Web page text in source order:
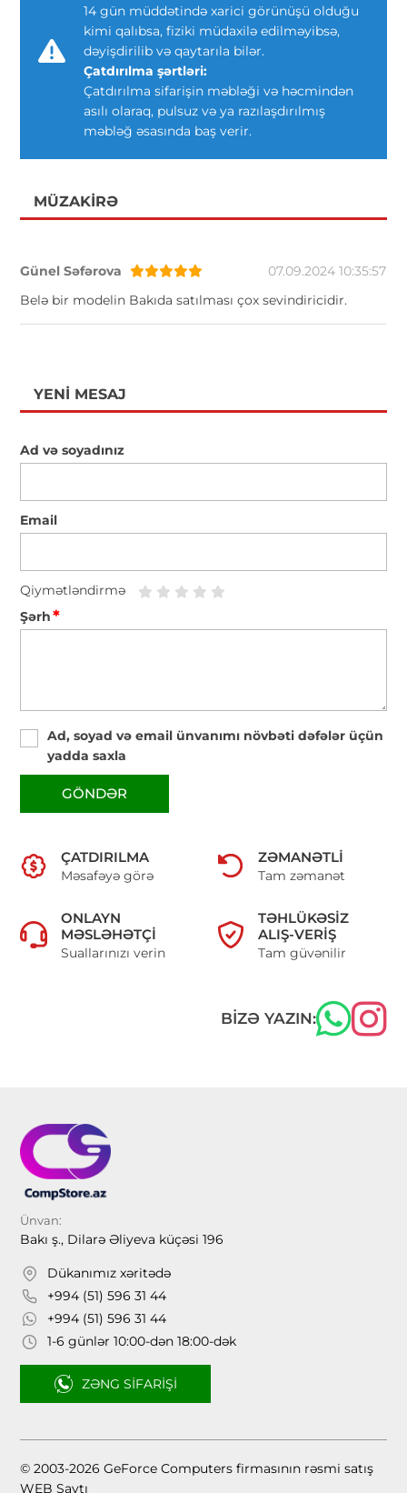
14 gün müddətində xarici görünüşü olduğu
kimi qalıbsa, fiziki müdaxilə edilməyibsə,
dəyişdirilib və qaytarıla bilər.
Çatdırılma şərtləri:
Çatdırılma sifarişin məbləği və həcmindən
asılı olaraq, pulsuz və ya razılaşdırılmış
məbləğ əsasında baş verir.
MÜZAKIRƏ
Günel Səfərova
07.09.2024 10:35:57
Belə bir modelin Bakıda satılması çox sevindiricidir.
YENI MESAJ
Ad və soyadınız
Email
Qiymətləndirmə
Şərh*
Ad, soyad və email ünvanımı növbəti dəfələr üçün
yadda saxla
GÖNDƏR
ÇATDIRILMA
Məsafəyə görə
ZƏMANƏTLI
Tam zəmanət
ONLAYN
MƏSLƏHƏTÇI
Suallarınızı verin
TƏHLÜKƏSIZ
ALIŞ-VERIŞ
Tam güvənilir
BIZƏ YAZIN:
Ünvan:
Bakı ş., Dilarə Əliyeva küçəsi 196
Dükanımız xəritədə
+994 (51) 596 31 44
+994 (51) 596 31 44
1-6 günlər 10:00-dən 18:00-dək
ZƏNG SIFARIŞI
© 2003-2026 GeForce Computers firmasının rəsmi satış
WEB Saytı